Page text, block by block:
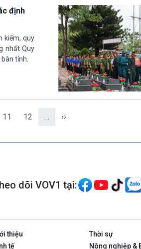
định
kiếm, quy
nhất Quy
tỉnh.
11 12 … ››
dõi VOV1 tại:
thiệu Thời sự
tế
Nông nghiệp &